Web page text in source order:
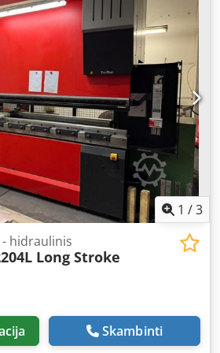
1 /3
hidraulinis
Long Stroke
Skambinti